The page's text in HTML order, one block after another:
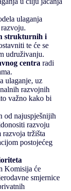
ulaganja
strukturnih i
te će se
udruživanju.
centra radi
ulaganje, uz
razvojnih
važno kako bi
od najuspješnijih
razvoju
razvoja tržišta
postojećeg
Komisija će
smjernice